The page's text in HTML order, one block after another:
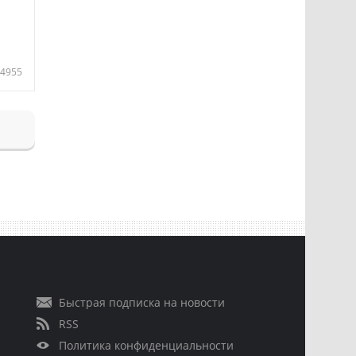
4955
Быстрая подписка на новости
RSS
Политика конфиденциальности